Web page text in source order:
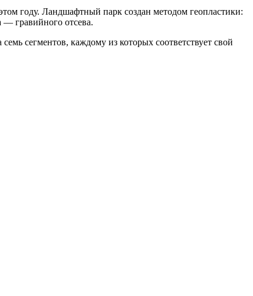
году. Ландшафтный парк создан методом геопластики:
гравийного отсева.
сегментов, каждому из которых соответствует свой